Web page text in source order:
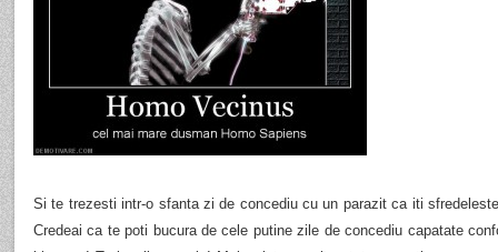
Si te trezesti intr-o sfanta zi de concediu cu un parazit ca iti
Credeai ca te poti bucura de cele putine zile de concediu capatate